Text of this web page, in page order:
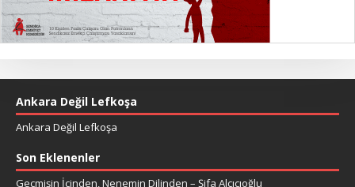
Ankara Değil Lefkoşa
Ankara Değil Lefkoşa
Son Eklenenler
Geçmişin İçinden, Nenemin Dilinden – Şifa Alçıcıoğlu